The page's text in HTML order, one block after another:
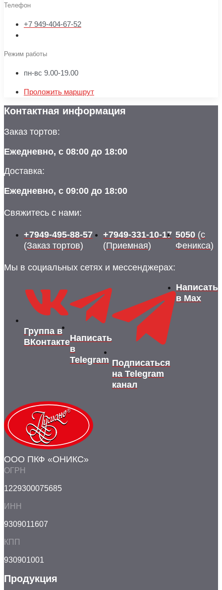
Телефон
+7 949-404-67-52
Режим работы
пн-вс 9.00-19.00
Проложить маршрут
Контактная информация
Заказ тортов:
Ежедневно, с 08:00 до 18:00
Доставка:
Ежедневно, с 09:00 до 18:00
Свяжитесь с нами:
+7949-495-88-57
(Заказ тортов)
+7949-331-10-17
(Приемная)
5050 (с
Феникса)
Мы в социальных сетях и мессенджерах:
Группа в
ВКонтактеНаписать
в
Telegram Подписаться
на Telegram
канал
Написать
в Max
ООО ПКФ «ОНИКС»
ОГРН
1229300075685
ИНН
9309011607
КПП
930901001
Продукция